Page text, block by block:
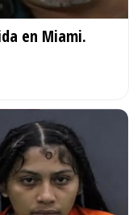
en Miami.